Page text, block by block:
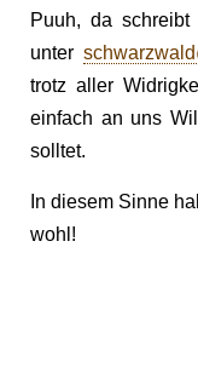
Puuh, da
unter
trotz aller
einfach an uns
solltet.
In diesem Sinne
wohl!